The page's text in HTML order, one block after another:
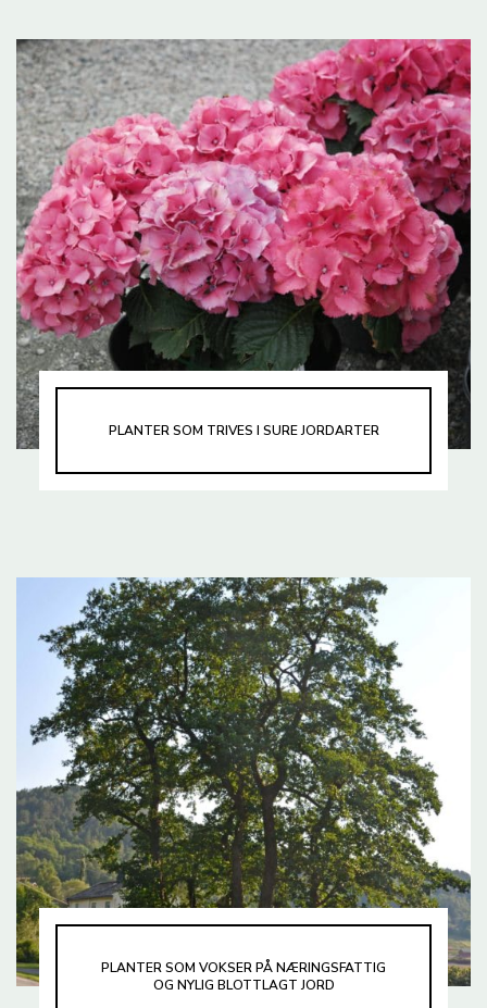
PLANTER SOM TRIVES I SURE JORDARTER
PLANTER SOM VOKSER PÅ NÆRINGSFATTIG
OG NYLIG BLOTTLAGT JORD